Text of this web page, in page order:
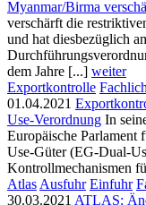
Myanmar/Birma
verschärft die
und hat diesbezüglich
dem Jahre [...] weiter
Exportkontrolle
01.04.2021
Use-Verordnung In
Europäische
Use-Güter (EG-Dual-
Kontrollmechanismen
Atlas Ausfuhr Einfuhr
30.03.2021 ATLAS: